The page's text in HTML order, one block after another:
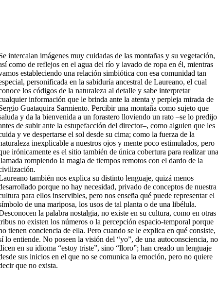
intercalan imágenes muy cuidadas de las montañas y su vegetación,
como de reflejos en el agua del río y lavado de ropa en él, mientras
estableciendo una relación simbiótica con esa comunidad tan
personificada en la sabiduría ancestral de Laureano, el cual
los códigos de la naturaleza al detalle y sabe interpretar
información que le brinda ante la atenta y perpleja mirada de
Guataquira Sarmiento. Percibir una montaña como sujeto que
y da la bienvenida a un forastero lloviendo un rato –se lo predijo
de subir ante la estupefacción del director–, como alguien que les
y ve despertarse el sol desde su cima; como la fuerza de la
inexplicable a nuestros ojos y mente poco estimulados, pero
irónicamente es el sitio también de única cobertura para realizar
rompiendo la magia de tiempos remotos con el dardo de la
también nos explica su distinto lenguaje, quizá menos
porque no hay necesidad, privado de conceptos de nuestra
para ellos inservibles, pero nos enseña qué puede representar el
de una mariposa, los usos de tal planta o de una libélula.
la palabra nostalgia, no existe en su cultura, como en otras
no existen los números o la percepción espacio-temporal porque
tienen conciencia de ella. Pero cuando se le explica en qué consiste,
lo entiende. No poseen la visión del “yo”, de una autoconsciencia, no
en su idioma “estoy triste”, sino “lloro”; han creado un lenguaje
sus inicios en el que no se comunica la emoción, pero no quiere
que no exista.